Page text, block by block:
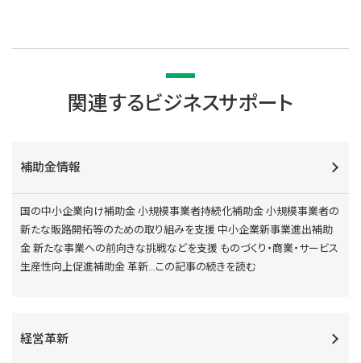
関連するビジネスサポート
補助金情報
国の中小企業向け補助金 小規模事業者持続化補助金 小規模事業者の
新たな販路開拓等のための取り組みを支援 中小企業新事業進出補助
金 新たな事業への前向きな挑戦などを支援 ものづくり・商業・サービス
生産性向上促進補助金 革新 ...この記事の続きを読む
経営革新